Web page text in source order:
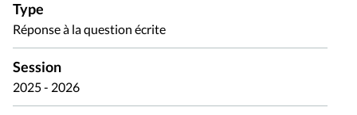
Type
Réponse à la question écrite
Session
2025 - 2026